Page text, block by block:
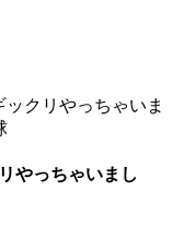
ックリやっちゃいま
やっちゃいまし